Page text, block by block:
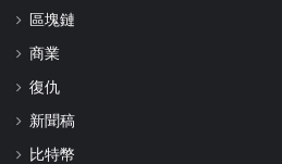
區塊鏈
商業
復仇
新聞稿
比特幣